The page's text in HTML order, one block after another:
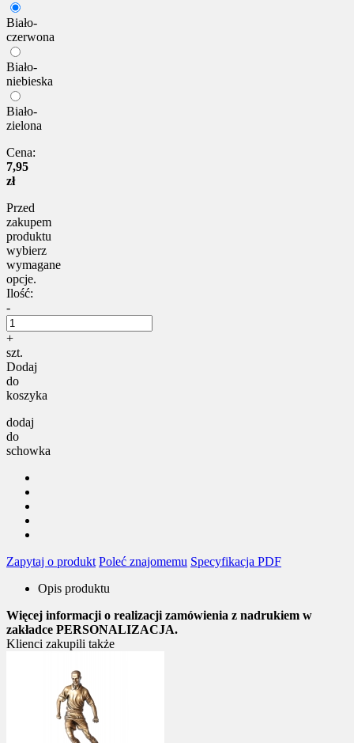
Biało-
czerwona
Biało-
niebieska
Biało-
zielona
Cena:
7,95
zł
Przed
zakupem
produktu
wybierz
wymagane
opcje.
Ilość:
-
+
szt.
Dodaj
do
koszyka
dodaj
do
schowka
Zapytaj o produkt Poleć znajomemu Specyfikacja PDF
Opis produktu
Więcej informacji o realizacji zamówienia z nadrukiem w
zakładce PERSONALIZACJA.
Klienci zakupili także